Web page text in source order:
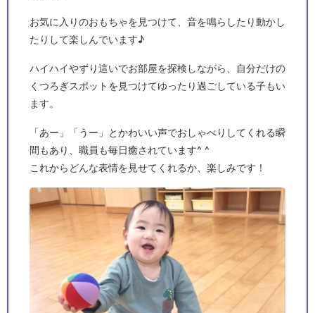
お気に入りのおもちゃを見つけて、音を鳴らしたり動かし
たりして楽しんでいます♪
ハイハイやずり這いでお部屋を探検しながら、自分だけの
くつろぎスポットを見つけてゆったり過ごしている子もい
ます。
「あー」「うー」とかわいい声でおしゃべりしてくれる瞬
間もあり、職員も毎日癒されています^ ^
これからどんな表情を見せてくれるか、楽しみです！